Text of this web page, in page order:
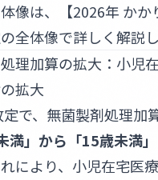
像は、
【2026年 か
全体像で詳しく解説
理加算の拡大：小児
拡大
で、無菌製剤処理加
満」から「15歳未満」
により、小児在宅医